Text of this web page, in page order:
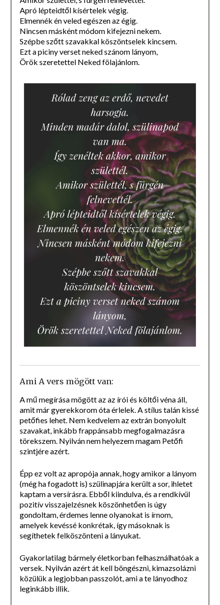
Apró lépteidtől kísértelek végig.
Elmennék én veled egészen az égig.
Nincsen másként módom kifejezni nekem.
Szépbe szőtt szavakkal köszöntselek kincsem.
Ezt a piciny verset neked szánom lányom,
Örök szeretettel Neked fölajánlom.
Ami A vers mögött van:
A mű megírása mögött az az írói és költői véna áll,
amit már gyerekkorom óta érlelek. A stílus talán kissé
petőfies lehet. Nem kedvelem az extrán bonyolult
szavakat, inkább frappánsabb megfogalmazásra
törekszem. Nyilván nem helyezem magam Petőfi
szintjére azért.
Épp ez volt az apropója annak, hogy amikor a lányom
(még ha fogadott is) szülinapjára került a sor, ihletet
kaptam a versírásra. Ebből kiindulva, és a rendkívül
pozitív visszajelzésnek köszönhetően is úgy
gondoltam, érdemes lenne olyanokat is írnom,
amelyek kevéssé konkrétak, így másoknak is
segíthetek felköszönteni a lányukat.
Gyakorlatilag bármely életkorban felhasználhatóak a
versek. Nyilván azért át kell böngészni, kimazsolázni
közülük a legjobban passzolót, ami a te lányodhoz
leginkább illik.